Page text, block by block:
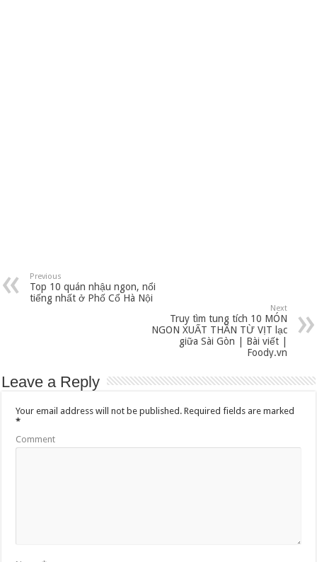
Previous
Top 10 quán nhậu ngon, nổi
tiếng nhất ở Phố Cổ Hà Nội
Next
Truy tìm tung tích 10 MÓN
NGON XUẤT THẦN TỪ VỊT lạc
giữa Sài Gòn | Bài viết |
Foody.vn
Leave a Reply
Your email address will not be published. Required fields are marked
*
Comment